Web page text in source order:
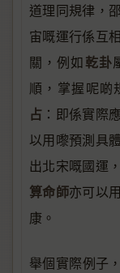
道理同規律，
宙嘅運行係互
關，例如乾卦
順，掌握呢啲
占 ：即係實際
以用嚟預測具
出北宋嘅國運
算命師亦可以
康。
舉個實際例子